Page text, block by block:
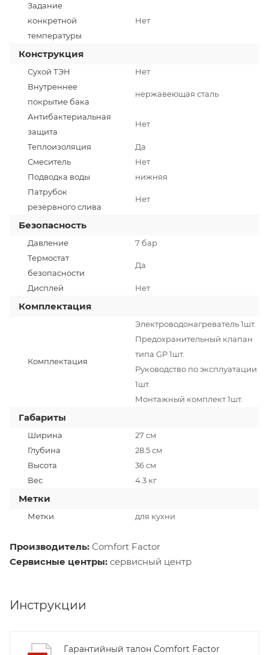
Задание
конкретной
температуры
Нет
Конструкция
Сухой ТЭН
Нет
Внутреннее
покрытие бака
нержавеющая сталь
Антибактериальная
защита
Нет
Теплоизоляция
Да
Смеситель
Нет
Подводка воды
нижняя
Патрубок
резервного слива
Нет
Безопасность
Давление
7 бар
Термостат
безопасности
Да
Дисплей Нет
Комплектация
Комплектация
Электроводонагреватель 1шт.
Предохранительный клапан
типа GP 1шт.
Руководство по эксплуатации
1шт.
Монтажный комплект 1шт.
Габариты
Ширина
27 см
Глубина
28.5 см
Высота
36 см
Вес
4.3 кг
Метки
Метки для кухни
Производитель: Comfort Factor
Сервисные центры: сервисный центр
Инструкции
Гарантийный талон Comfort Factor